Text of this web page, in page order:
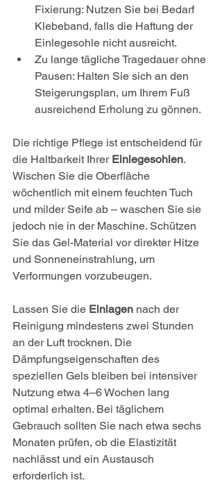
Fixierung: Nutzen Sie bei Bedarf
Klebeband, falls die Haftung der
Einlegesohle nicht ausreicht.
Zu lange tägliche Tragedauer ohne
Pausen: Halten Sie sich an den
Steigerungsplan, um Ihrem Fuß
ausreichend Erholung zu gönnen.
Die richtige Pflege ist entscheidend für
die Haltbarkeit Ihrer Einlegesohlen.
Wischen Sie die Oberfläche
wöchentlich mit einem feuchten Tuch
und milder Seife ab – waschen Sie sie
jedoch nie in der Maschine. Schützen
Sie das Gel-Material vor direkter Hitze
und Sonneneinstrahlung, um
Verformungen vorzubeugen.
Lassen Sie die Einlagen nach der
Reinigung mindestens zwei Stunden
an der Luft trocknen. Die
Dämpfungseigenschaften des
speziellen Gels bleiben bei intensiver
Nutzung etwa 4–6 Wochen lang
optimal erhalten. Bei täglichem
Gebrauch sollten Sie nach etwa sechs
Monaten prüfen, ob die Elastizität
nachlässt und ein Austausch
erforderlich ist.